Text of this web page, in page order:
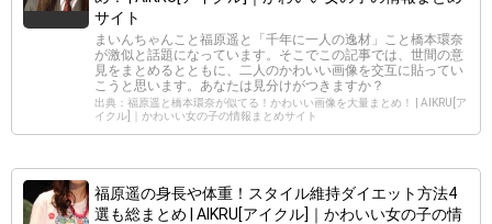
サイト
まいんちゃんこと福原遥と「千年に一人の逸材」こと橋本環奈
が激似と話題になっています。そこでこの記事では、世間の意
見をまとめるとともに、二人のかわいい画像を交互に貼ってい
こうと思います。あなたは見分けがつきますか？
出典：福原遥と橋本環奈が似てる！かわいい画像を大量まとめ！ | AIKRU[ア
イクル]｜かわいい女の子の情報まとめサイト
福原遥の身長や体重！スタイル維持ダイエット方法4
選も総まとめ | AIKRU[アイクル]｜かわいい女の子の情